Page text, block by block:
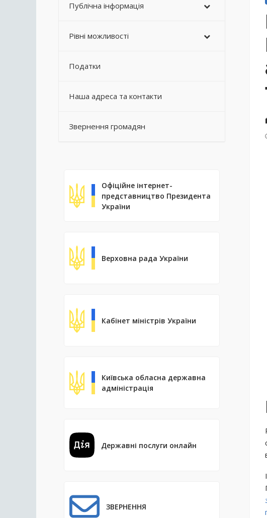
Публічна інформація
Рівні можливості
Податки
Наша адреса та контакти
Звернення громадян
Офіційне інтернет-
представництво Президента
України
Верховна рада України
Кабінет міністрів України
Київська обласна державна
адміністрація
Державні послуги онлайн
ЗВЕРНЕННЯ